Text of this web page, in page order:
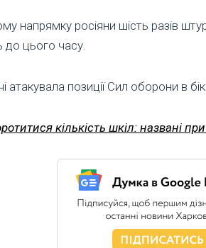
росіяни шість разів
до цього часу.
позиції Сил оборони в
кількість шкіл: названі